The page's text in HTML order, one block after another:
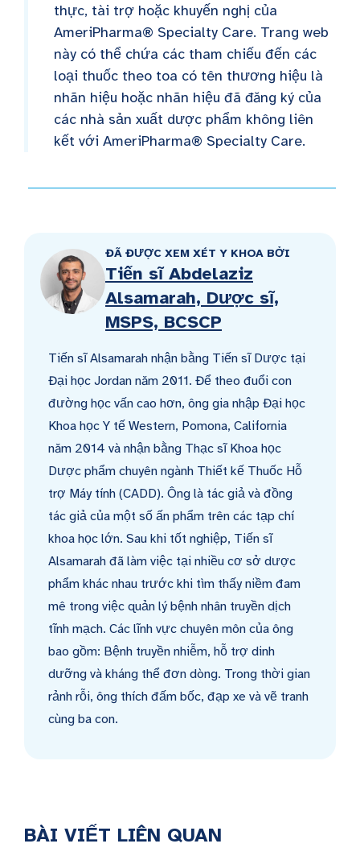
thực, tài trợ hoặc khuyến nghị của
AmeriPharma® Specialty Care. Trang web
này có thể chứa các tham chiếu đến các
loại thuốc theo toa có tên thương hiệu là
nhãn hiệu hoặc nhãn hiệu đã đăng ký của
các nhà sản xuất dược phẩm không liên
kết với AmeriPharma® Specialty Care.
ĐÃ ĐƯỢC XEM XÉT Y KHOA BỞI
Tiến sĩ Abdelaziz
Alsamarah, Dược sĩ,
MSPS, BCSCP
Tiến sĩ Alsamarah nhận bằng Tiến sĩ Dược tại
Đại học Jordan năm 2011. Để theo đuổi con
đường học vấn cao hơn, ông gia nhập Đại học
Khoa học Y tế Western, Pomona, California
năm 2014 và nhận bằng Thạc sĩ Khoa học
Dược phẩm chuyên ngành Thiết kế Thuốc Hỗ
trợ Máy tính (CADD). Ông là tác giả và đồng
tác giả của một số ấn phẩm trên các tạp chí
khoa học lớn. Sau khi tốt nghiệp, Tiến sĩ
Alsamarah đã làm việc tại nhiều cơ sở dược
phẩm khác nhau trước khi tìm thấy niềm đam
mê trong việc quản lý bệnh nhân truyền dịch
tĩnh mạch. Các lĩnh vực chuyên môn của ông
bao gồm: Bệnh truyền nhiễm, hỗ trợ dinh
dưỡng và kháng thể đơn dòng. Trong thời gian
rảnh rỗi, ông thích đấm bốc, đạp xe và vẽ tranh
cùng ba con.
BÀI VIẾT LIÊN QUAN